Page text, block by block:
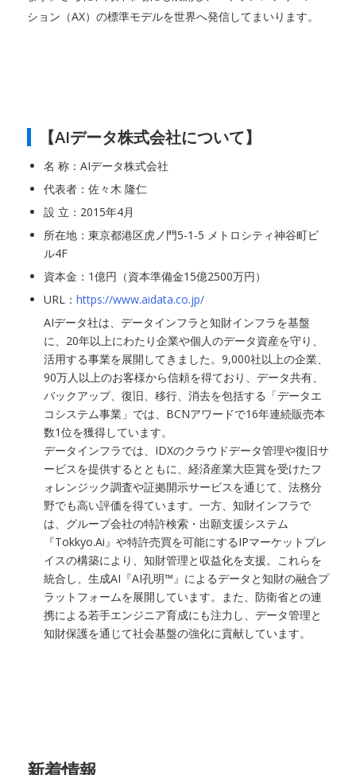
ション（AX）の標準モデルを世界へ発信してまいります。
【AIデータ株式会社について】
名 称：AIデータ株式会社
代表者：佐々木 隆仁
設 立：2015年4月
所在地：東京都港区虎ノ門5-1-5 メトロシティ神谷町ビ
ル4F
資本金：1億円（資本準備金15億2500万円）
URL： https://www.aidata.co.jp/
AIデータ社は、データインフラと知財インフラを基盤
に、20年以上にわたり企業や個人のデータ資産を守り、
活用する事業を展開してきました。9,000社以上の企業、
90万人以上のお客様から信頼を得ており、データ共有、
バックアップ、復旧、移行、消去を包括する「データエ
コシステム事業」では、BCNアワードで16年連続販売本
数1位を獲得しています。
データインフラでは、IDXのクラウドデータ管理や復旧サ
ービスを提供するとともに、経済産業大臣賞を受けたフ
ォレンジック調査や証拠開示サービスを通じて、法務分
野でも高い評価を得ています。一方、知財インフラで
は、グループ会社の特許検索・出願支援システム
『Tokkyo.Ai』や特許売買を可能にするIPマーケットプレ
イスの構築により、知財管理と収益化を支援。これらを
統合し、生成AI『AI孔明™』によるデータと知財の融合プ
ラットフォームを展開しています。また、防衛省との連
携による若手エンジニア育成にも注力し、データ管理と
知財保護を通じて社会基盤の強化に貢献しています。
新着情報